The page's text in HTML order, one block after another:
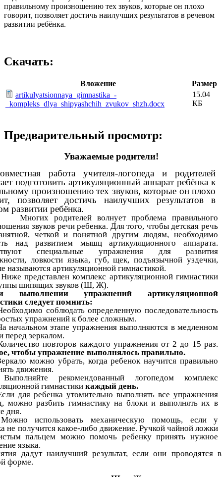
правильному произношению тех звуков, которые он плохо
говорит, позволяет достичь наилучших результатов в речевом
развитии ребёнка.
Скачать:
Вложение
Размер
artikulyatsionnaya_gimnastika_-
_kompleks_dlya_shipyashchih_zvukov_shzh.docx
15.04
КБ
Предварительный просмотр:
Уважаемые родители!
работа учителя-логопеда и родителей
подготовить артикуляционный аппарат ребёнка к
произношению тех звуков, которые он плохо
позволяет достичь наилучших результатов в
развитии ребёнка.
родителей волнует проблема правильного
звуков речи ребенка. Для того, чтобы детская речь
четкой и понятной другим людям, необходимо
над развитием мышц артикуляционного аппарата.
специальные упражнения для развития
ловкости языка, губ, щек, подъязычной уздечки,
называются артикуляционной гимнастикой.
комплекс артикуляционной гимнастики
шипящих звуков (Ш, Ж).
выполнении упражнений артикуляционной
следует помнить:
соблюдать определенную последовательность
упражнений к более сложным.
начальном этапе упражнения выполняются в медленном
перед зеркалом.
повторов каждого упражнения от 2 до 15 раз.
чтобы упражнение выполнялось правильно.
можно убрать, когда ребенок научится правильно
движения.
Выполняйте рекомендованный логопедом комплекс
гимнастикикаждый день.
для ребенка утомительно выполнять все упражнения
можно разбить гимнастику на блоки и выполнять их в
дня.
Можно использовать механическую помощь, если у
не получится какое-либо движение. Ручкой чайной ложки
пальцем можно помочь ребенку принять нужное
языка.
дадут наилучший результат, если они проводятся в
форме.